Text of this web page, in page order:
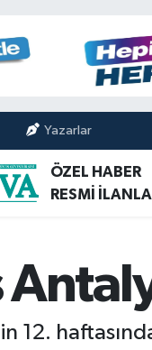
Yazarlar
ÖZEL HABER
RESMİ
12.